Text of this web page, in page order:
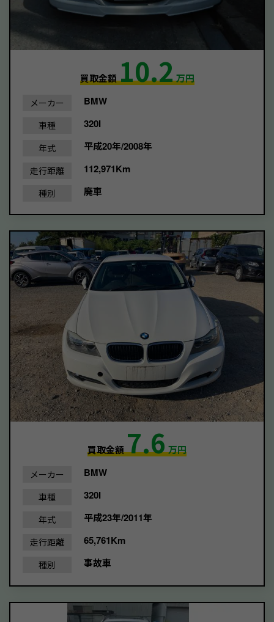
買取金額10.2万円
メーカー BMW
車種 320I
年式 平成20年/2008年
走行距離 112,971Km
種別 廃車
買取金額7.6万円
メーカー BMW
車種 320I
年式 平成23年/2011年
走行距離 65,761Km
種別 事故車